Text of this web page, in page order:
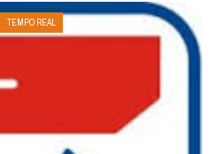
TEMPO REAL